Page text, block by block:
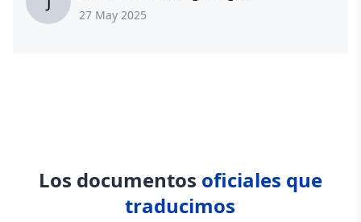
27 May 2025
Los documentos oficiales que
traducimos